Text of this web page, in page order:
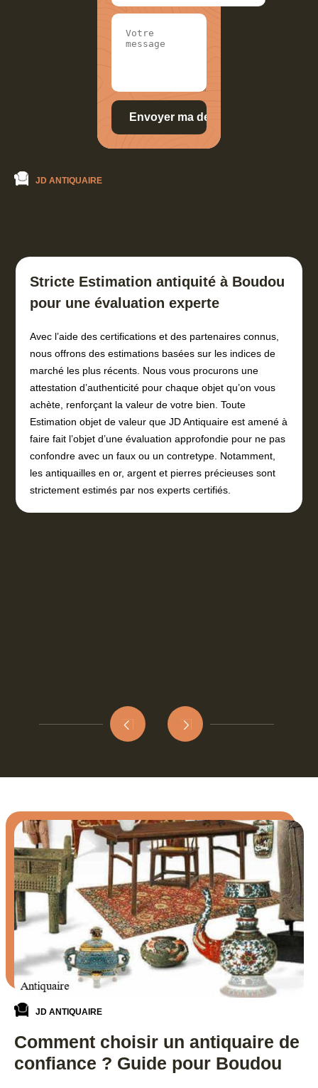
JD ANTIQUAIRE
Stricte Estimation antiquité à Boudou
pour une évaluation experte
Avec l’aide des certifications et des partenaires connus,
nous offrons des estimations basées sur les indices de
marché les plus récents. Nous vous procurons une
attestation d’authenticité pour chaque objet qu’on vous
achète, renforçant la valeur de votre bien. Toute
Estimation objet de valeur que JD Antiquaire est amené à
faire fait l’objet d’une évaluation approfondie pour ne pas
confondre avec un faux ou un contretype. Notamment,
les antiquailles en or, argent et pierres précieuses sont
strictement estimés par nos experts certifiés.
JD ANTIQUAIRE
Comment choisir un antiquaire de
confiance ? Guide pour Boudou